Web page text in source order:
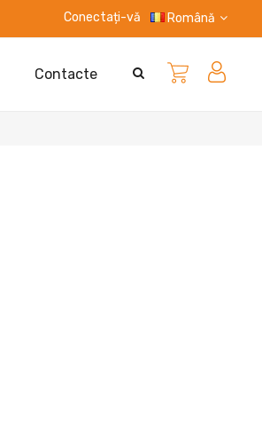
Română
Conectați-vă
Contacte